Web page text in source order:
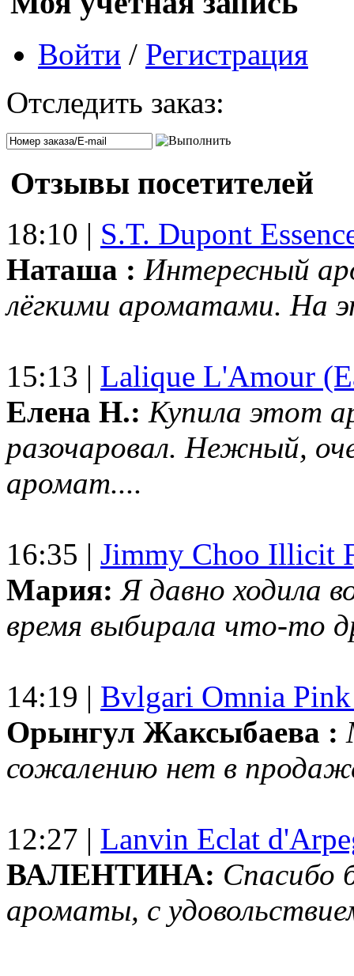
Войти / Регистрация
Отследить заказ:
Отзывы посетителей
18:10 | S.T. Dupont
Наташа : Интересный
лёгкими ароматами. На
15:13 | Lalique L'Amour
Елена Н.: Купила этот
разочаровал. Нежный,
аромат....
16:35 | Jimmy Choo Illicit
Мария: Я давно ходила
время выбирала что-то
14:19 | Bvlgari Omnia
Орынгул Жаксыбаева :
сожалению нет в
12:27 | Lanvin Eclat
ВАЛЕНТИНА: Спасибо
ароматы, с